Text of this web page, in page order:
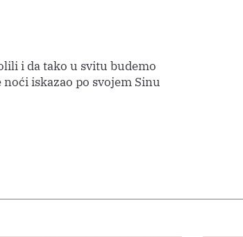
i da tako u svitu budemo
iskazao po svojem Sinu